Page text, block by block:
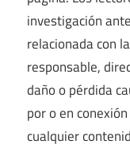
investigación
relacionada con
responsable,
daño o pérdida
por o en
cualquier